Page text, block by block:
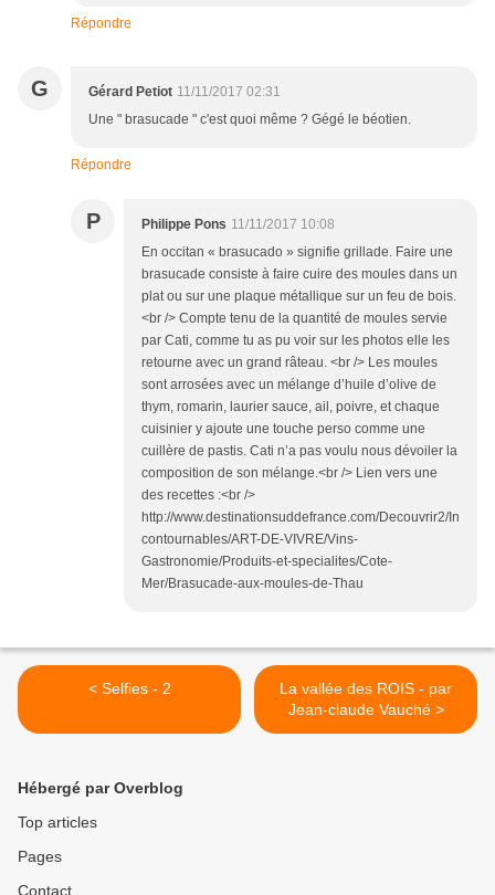
Répondre
G Gérard Petiot 11/11/2017 02:31
Une " brasucade " c'est quoi même ? Gégé le béotien.
Répondre
P Philippe Pons 11/11/2017 10:08
En occitan « brasucado » signifie grillade. Faire une
brasucade consiste à faire cuire des moules dans un
plat ou sur une plaque métallique sur un feu de bois.
<br /> Compte tenu de la quantité de moules servie
par Cati, comme tu as pu voir sur les photos elle les
retourne avec un grand râteau. <br /> Les moules
sont arrosées avec un mélange d’huile d’olive de
thym, romarin, laurier sauce, ail, poivre, et chaque
cuisinier y ajoute une touche perso comme une
cuillère de pastis. Cati n’a pas voulu nous dévoiler la
composition de son mélange.<br /> Lien vers une
des recettes :<br />
http://www.destinationsuddefrance.com/Decouvrir2/In
contournables/ART-DE-VIVRE/Vins-
Gastronomie/Produits-et-specialites/Cote-
Mer/Brasucade-aux-moules-de-Thau
< Selfies - 2
La vallée des ROIS - par
Jean-claude Vauché >
Hébergé par Overblog
Top articles
Pages
Contact